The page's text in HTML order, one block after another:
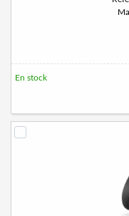
En stock